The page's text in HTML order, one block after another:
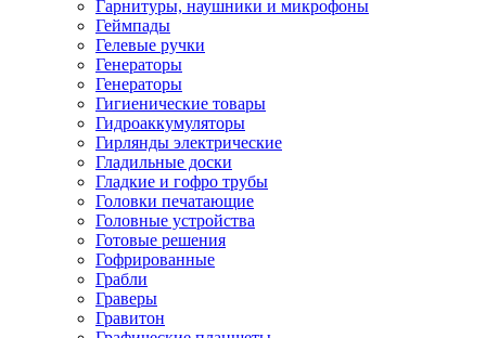
Гарнитуры, наушники и микрофоны
Геймпады
Гелевые ручки
Генераторы
Генераторы
Гигиенические товары
Гидроаккумуляторы
Гирлянды электрические
Гладильные доски
Гладкие и гофро трубы
Головки печатающие
Головные устройства
Готовые решения
Гофрированные
Грабли
Граверы
Гравитон